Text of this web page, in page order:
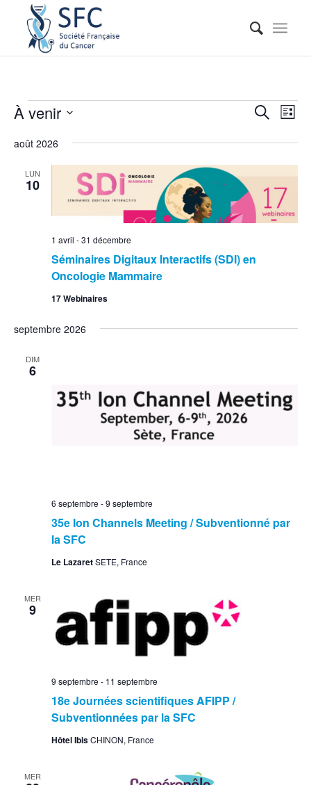
vues
Recherche
de
Liste
À venir
une
août 2026
LUN
10
Séminaires Digitaux Interactifs (SDI) en
Oncologie Mammaire
1 avril -31 décembre
17 Webinaires
septembre 2026
DIM
6
35e Ion Channels Meeting / Subventionné par
la SFC
6 septembre -9 septembre
Le LazaretSETE, France
MER
9
18e Journées scientifiques AFIPP /
Subventionnées par la SFC
9 septembre - 11 septembre
Hôtel IbisCHINON, France
MER